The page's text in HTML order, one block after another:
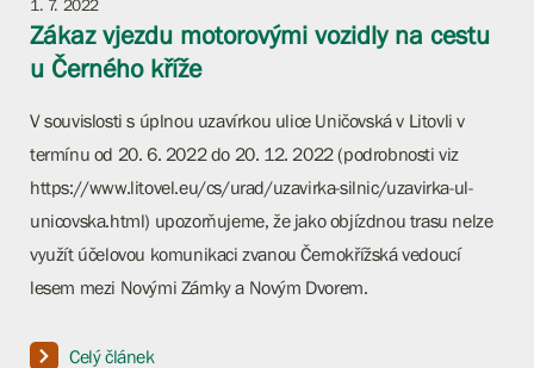
1. 7. 2022
Zákaz vjezdu motorovými vozidly na cestu
u Černého kříže
V souvislosti s úplnou uzavírkou ulice Uničovská v Litovli v
termínu od 20. 6. 2022 do 20. 12. 2022 (podrobnosti viz
https://www.litovel.eu/cs/urad/uzavirka-silnic/uzavirka-ul-
unicovska.html) upozorňujeme, že jako objízdnou trasu nelze
využít účelovou komunikaci zvanou Černokřížská vedoucí
lesem mezi Novými Zámky a Novým Dvorem.
Celý článek